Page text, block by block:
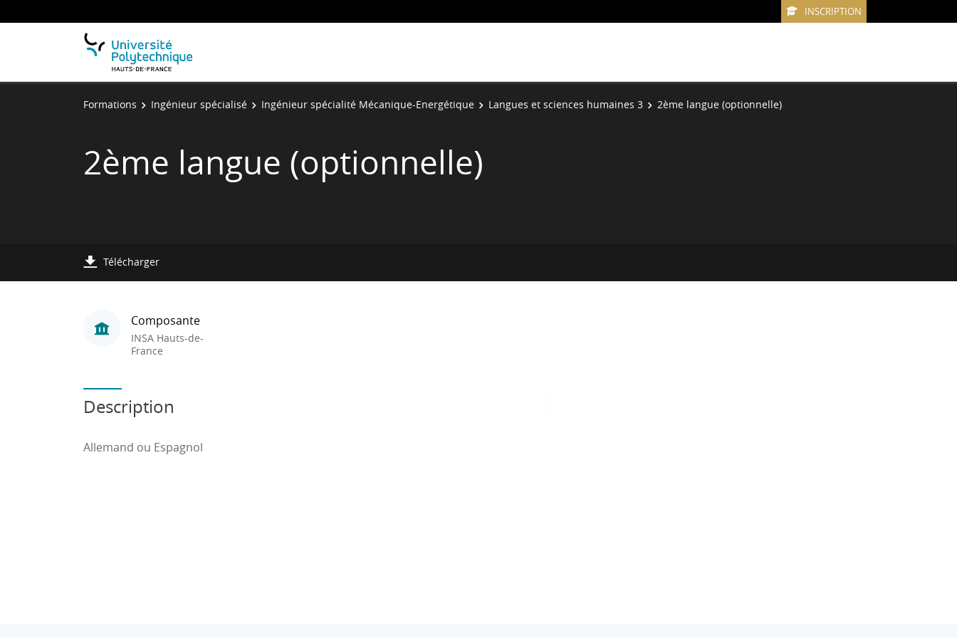
INSCRIPTION
Formations Ingénieur spécialisé Ingénieur spécialité Mécanique-Energétique Langues et sciences humaines 3 2ème langue (optionnelle)
2ème langue (optionnelle)
Télécharger
Composante
INSA Hauts-de-
France
Description
Allemand ou Espagnol